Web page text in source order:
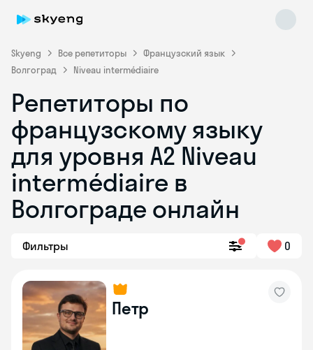
Skyeng Все репетиторы
Французский язык
Волгоград
Niveau intermédiaire
Репетиторы по
французскому языку
для уровня A2 Niveau
intermédiaire в
Волгограде онлайн
Фильтры 0
Петр
Skyeng Chat